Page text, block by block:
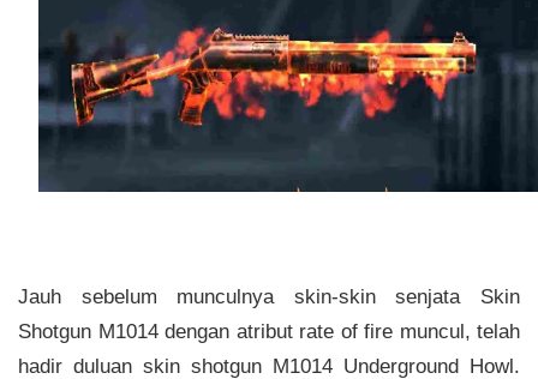
Jauh sebelum munculnya skin-skin senjata Skin
Shotgun M1014 dengan atribut rate of fire muncul, telah
hadir duluan skin shotgun M1014 Underground Howl.